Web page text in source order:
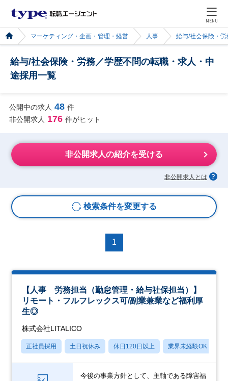
MENU
マーケティング・企画・管理・経営 人事 給与/社会保険・労
給与/社会保険・労務／学歴不問の転職・求人・中
途採用一覧
公開中の求人 48 件
非公開求人 176 件がヒット
非公開求人の紹介を受ける
非公開求人とは
検索条件を変更する
1
【人事 労務担当（勤怠管理・給与社保担当）】
リモート・フルフレックス可/副業兼業など福利厚
生◎
株式会社LITALICO
正社員採用 土日祝休み 休日120日以上 業界未経験OK
今後の事業方針として、主軸である障害福